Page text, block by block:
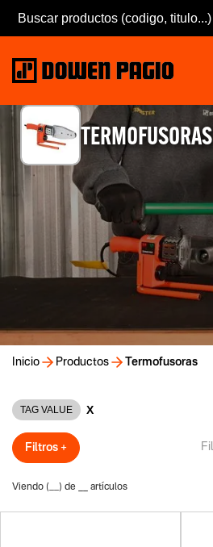
Inicio Productos Termofusoras
TERMOFUSORAS
TAG VALUE X
Filtros +
Viendo ( ) de artículos